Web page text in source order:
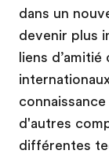
dans un
devenir plus
liens
d'autres
différentes